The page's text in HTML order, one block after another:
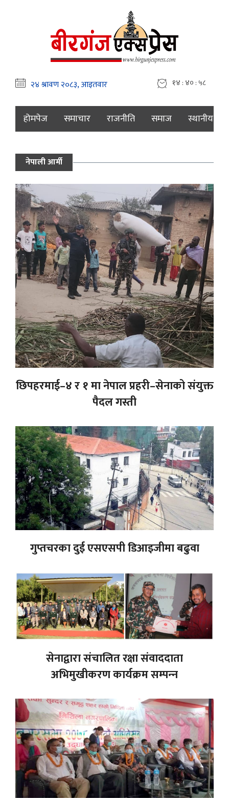
१४ : ४० : ५९
होमपेज समाचार राजनीति समाज स्थानीय
नेपाली आर्मी
छिपहरमाई–४ र १ मा नेपाल प्रहरी–सेनाको संयुक्त
पैदल गस्ती
गुप्तचरका दुई एसएसपी डिआइजीमा बढुवा
सेनाद्वारा संचालित रक्षा संवाददाता
अभिमुखीकरण कार्यक्रम सम्पन्‍न